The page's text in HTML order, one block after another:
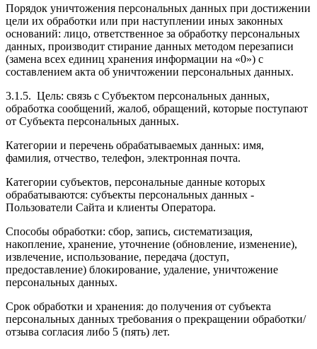
Порядок уничтожения персональных данных при достижении
цели их обработки или при наступлении иных законных
оснований: лицо, ответственное за обработку персональных
данных, производит стирание данных методом перезаписи
(замена всех единиц хранения информации на «0») с
составлением акта об уничтожении персональных данных.
3.1.5. Цель: связь с Субъектом персональных данных,
обработка сообщений, жалоб, обращений, которые поступают
от Субъекта персональных данных.
Категории и перечень обрабатываемых данных: имя,
фамилия, отчество, телефон, электронная почта.
Категории субъектов, персональные данные которых
обрабатываются: субъекты персональных данных -
Пользователи Сайта и клиенты Оператора.
Способы обработки: сбор, запись, систематизация,
накопление, хранение, уточнение (обновление, изменение),
извлечение, использование, передача (доступ,
предоставление) блокирование, удаление, уничтожение
персональных данных.
Срок обработки и хранения: до получения от субъекта
персональных данных требования о прекращении обработки/
отзыва согласия либо 5 (пять) лет.